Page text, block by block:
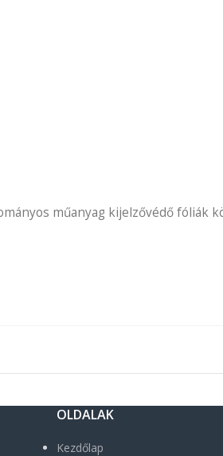
műanyag kijelzővédő fóliák
OLDALAK
Kezdőlap